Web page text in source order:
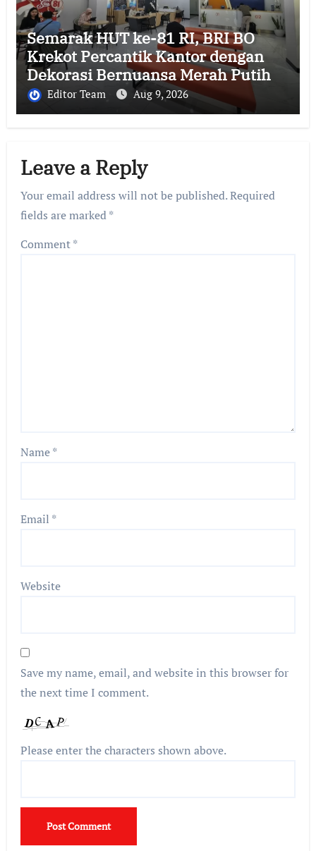
Semarak HUT ke-81 RI, BRI BO
Krekot Percantik Kantor dengan
Dekorasi Bernuansa Merah Putih
Editor Team Aug 9, 2026
Leave a Reply
Your email address will not be published.Required
fields are marked*
Comment*
Name*
Email *
Website
Save my name, email, and website in this browser for
the next time I comment.
Please enter the characters shown above.